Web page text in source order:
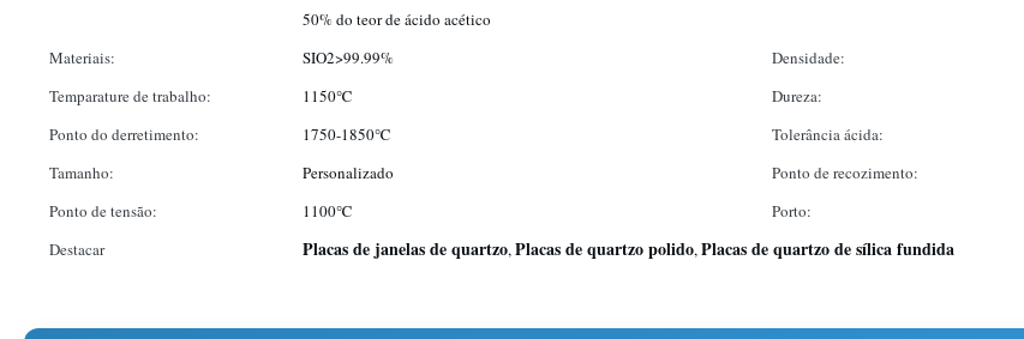
50% do teor de ácido acético
Materiais: SIO2>99.99% Densidade:
Temparature de trabalho:
1150℃ Dureza:
Ponto do derretimento:
1750-1850℃ Tolerância ácida:
Tamanho:
Personalizado Ponto de recozimento:
Ponto de tensão:
1100℃ Porto:
Destacar
Placas de janelas de quartzo,Placas de quartzo polido,Placas de quartzo de sílica fundida